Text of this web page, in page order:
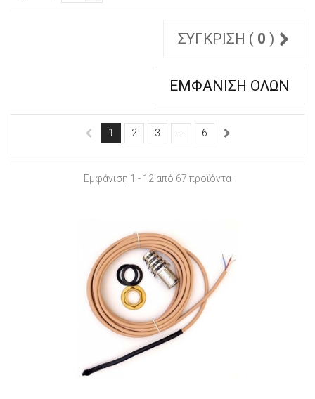
ΣΎΓΚΡΙΣΗ ( 0 )
ΕΜΦΆΝΙΣΗ ΌΛΩΝ
1 2 3 ... 6
Εμφάνιση 1 - 12 από 67 προϊόντα